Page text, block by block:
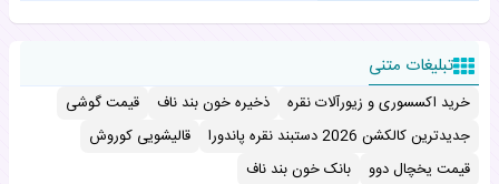
تبلیغات متنی
خرید اکسسوری و زیورآلات نقره ذخیره خون بند ناف
قیمت گوشی
جدیدترین کالکشن 2026 دستبند نقره پاندورا
قالیشویی کوروش
قیمت یخچال دوو
بانک خون بند ناف